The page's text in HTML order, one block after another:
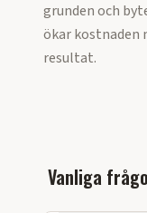
grunden och
ökar
resultat.
Vanliga